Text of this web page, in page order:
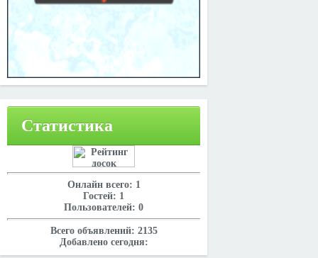
Статистика
Онлайн всего: 1
Гостей: 1
Пользователей: 0
Всего объявлений: 2135
Добавлено сегодня: